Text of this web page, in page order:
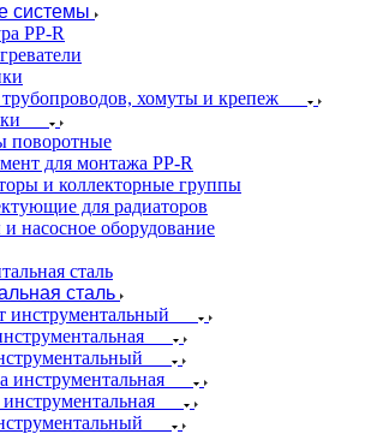
системы
PP-R
хомуты и крепеж
поворотные
для монтажа PP-R
и коллекторные группы
для радиаторов
насосное оборудование
сталь
инструментальный
инструментальная